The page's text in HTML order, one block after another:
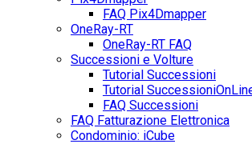
FAQ Pix4Dmapper
OneRay-RT
OneRay-RT FAQ
Successioni e Volture
Tutorial Successioni
Tutorial
FAQ Successioni
FAQ Fatturazione Elettronica
Condominio: iCube